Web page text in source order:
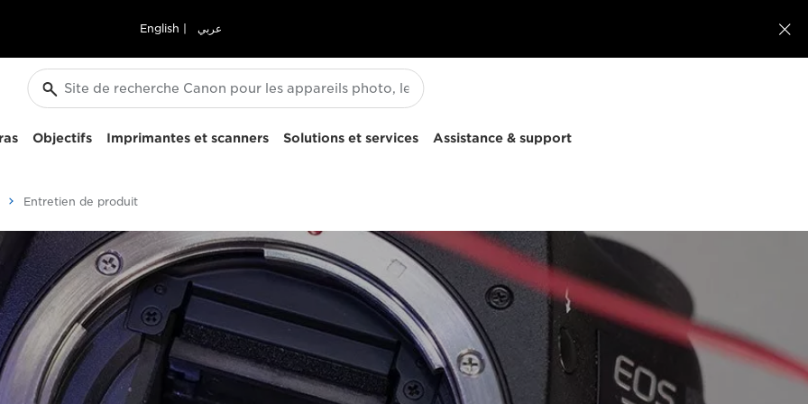
English عربي 
Objectifs Imprimantes et scanners Solutions et services Assistance & support
Entretien de produit